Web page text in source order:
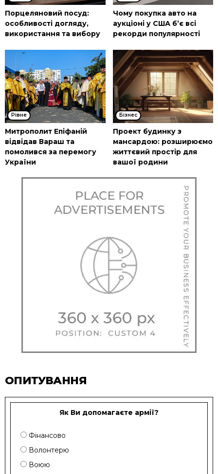
Порцеляновий посуд:
особливості догляду,
використання та вибору
Чому покупка авто на
аукціоні у США б’є всі
рекорди популярності
Рівне
Митрополит Епіфаній
відвідав Вараш та
помолився за перемогу
України
Бізнес
Проект будинку з
мансардою: розширюємо
життєвий простір для
вашої родини
ОПИТУВАННЯ
Як Ви допомагаєте армії?
Фінансово
Волонтерю
Воюю